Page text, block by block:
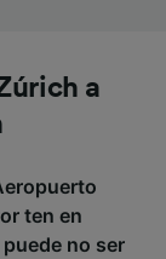
a
ten en
no ser